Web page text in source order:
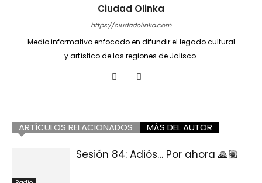
Ciudad Olinka
https://ciudadolinka.com
Medio informativo enfocado en difundir el legado cultural
y artístico de las regiones de Jalisco.
ARTÍCULOS RELACIONADOS MÁS DEL AUTOR
Sesión 84: Adiós… Por ahora 🙏🏽